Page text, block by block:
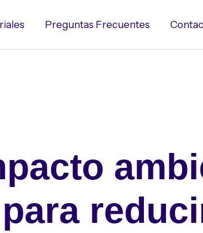
Preguntas Frecuentes